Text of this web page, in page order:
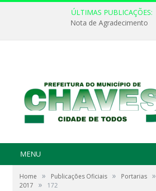
ÚLTIMAS PUBLICAÇÕES:
Nota de Agradecimento
MENU
Home » Publicações Oficiais » Portarias »
2017
» 172